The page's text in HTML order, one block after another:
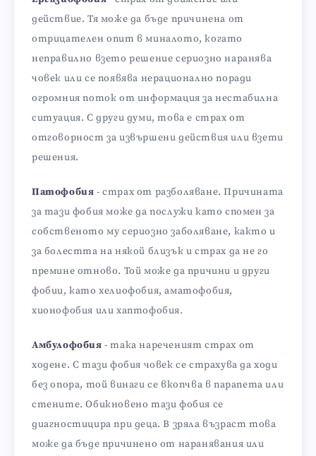
действие. Тя може да бъде причинена от
отрицателен опит в миналото, когато
неправилно взето решение сериозно наранява
човек или се появява нерационално поради
огромния поток от информация за нестабилна
ситуация. С други думи, това е страх от
отговорност за извършени действия или взети
решения.
Патофобия - страх от разболяване. Причината
за тази фобия може да послужи като спомен за
собственото му сериозно заболяване, както и
за болестта на някой близък и страх да не го
премине отново. Той може да причини и други
фобии, като хелиофобия, аматофобия,
хионофобия или хаптофобия.
Амбулофобия - така нареченият страх от
ходене. С тази фобия човек се страхува да ходи
без опора, той винаги се вкопчва в парапета или
стените. Обикновено тази фобия се
диагностицира при деца. В зряла възраст това
може да бъде причинено от наранявания или